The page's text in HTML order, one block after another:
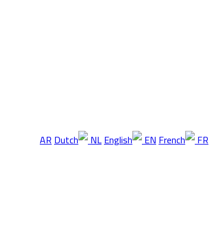
AR
NL EN FR